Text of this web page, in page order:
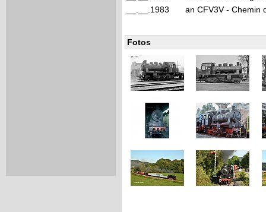
__.__.1983
an CFV3V - Chemin
Fotos